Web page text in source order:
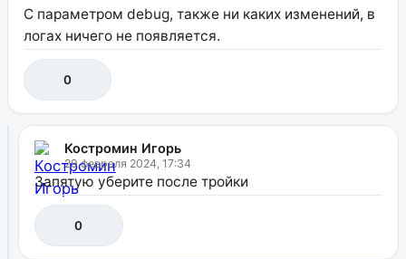
С параметром debug, также ни каких изменений, в
логах ничего не появляется.
0
Костромин Игорь
29 февраля 2024, 17:34
Запятую уберите после тройки
0